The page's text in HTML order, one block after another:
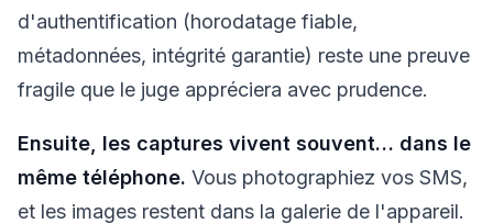
d'authentification (horodatage fiable,
métadonnées, intégrité garantie) reste une preuve
fragile que le juge appréciera avec prudence.
Ensuite, les captures vivent souvent… dans le
même téléphone. Vous photographiez vos SMS,
et les images restent dans la galerie de l'appareil.